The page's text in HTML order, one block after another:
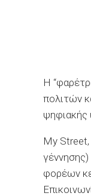
Η
πολιτών
ψηφιακής
My Street,
φορέων